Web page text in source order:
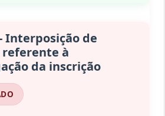
Interposição de
referente à
da inscrição